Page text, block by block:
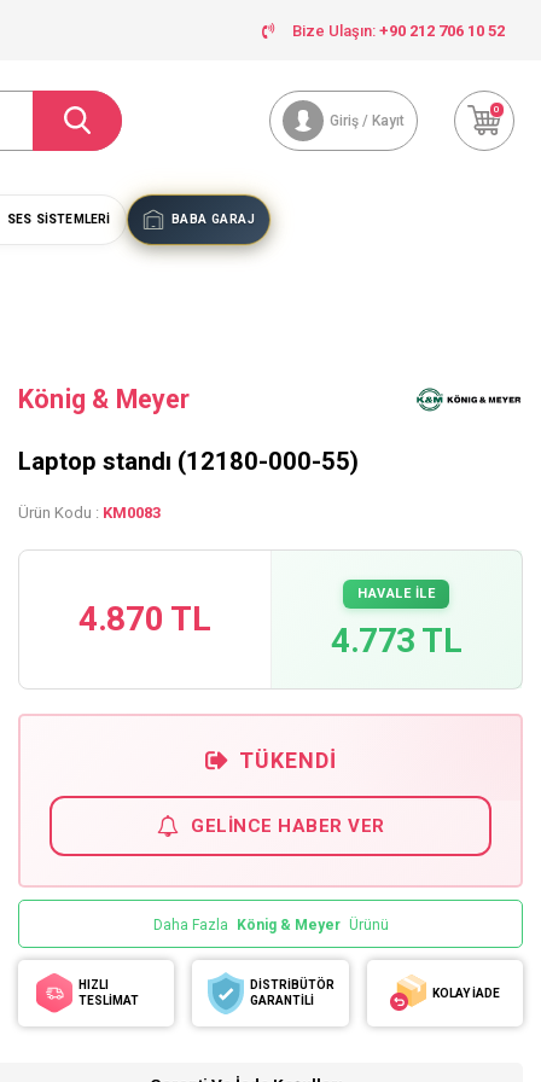
Bize Ulaşın: +90 212 706 10 52
Giriş / Kayıt
0
SES SISTEMLERI BABA GARAJ
König & Meyer
Laptop standı (12180-000-55)
Ürün Kodu : KM0083
4.870 TL
HAVALE İLE
4.773 TL
TÜKENDI
GELINCE HABER VER
Daha Fazla König & Meyer Ürünü
HIZLI
TESLİMAT
DİSTRİBÜTÖR
GARANTİLİ
KOLAY İADE